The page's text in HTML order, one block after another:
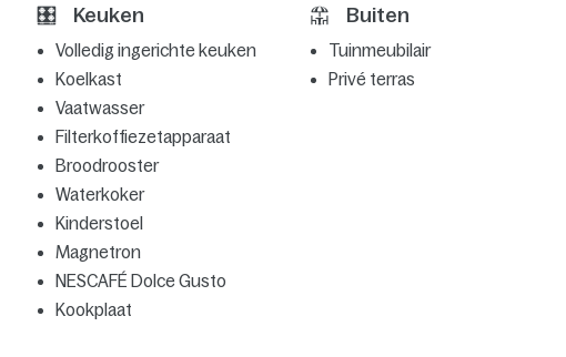
Keuken
Volledig ingerichte keuken
Koelkast
Vaatwasser
Filterkoffiezetapparaat
Broodrooster
Waterkoker
Kinderstoel
Magnetron
NESCAFÉ Dolce Gusto
Kookplaat
Buiten
Tuinmeubilair
Privé terras